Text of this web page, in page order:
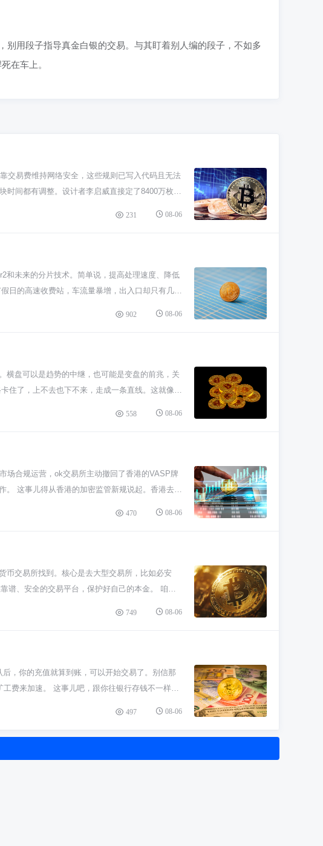
用段子指导真金白银的交易。与其盯着别人编的段子，不如多
在车上。
交易费维持网络安全，这些规则已写入代码且无法
时间都有调整。设计者李启威直接定了8400万枚，
在协议里了，就像比特币的2100万一样，属于铁
交易、维护网络来获取新区块奖励。这个奖励每
，在币圈是个大事儿。它直接关系到莱特币的价
甚至升值。当然啦，这只是理论上的优势，币价
哪些币是认真设计的，哪些可能就是瞎搞的。 等
咱们只需要知道这个机制存在就行，它让莱特币成
231 08-06
和未来的分片技术。简单说，提高处理速度、降低
日的高速收费站，车流量暴增，出入口却只有几
你会发现，一旦行情波动大或者有热门NFT发售，
一大堆交易打包成一个小包裹，最后在以太坊主
条小车道，每条车道都可以并行处理交易，那吞
长中的烦恼。短期靠 Layer2 救急，长期靠底层升
会更便宜。
902 08-06
横盘可以是趋势的中继，也可能是变盘的前兆，关
住了，上不去也下不来，走成一条直线。这就像拔
好多新手一看横盘就着急，觉得没行情，其实这
是之前涨得太猛或者跌得太凶，大家需要喘口气歇
上突破、往下突破，或者继续横着。要是横盘之后
的耐心都磨光。所以横盘的时候别光看着，得提前
时间好好研究，看看图表上的支撑位压力位在哪
558 08-06
场合规运营，ok交易所主动撤回了香港的VASP牌
。 这事儿得从香港的加密监管新规说起。香港去年
要求得很细，特别是只许专业投资者玩，不让普
了。这不是说他们不行，更像是“哎，你这球场
白了，这就是公司根据不同地方的规矩调整策
在收紧，合规是头等大事。与其硬挤进一个限制多
，以后想在全球玩，得一个个市场琢磨透，不能
470 08-06
币交易所找到。核心是去大型交易所，比如必安
谱、安全的交易平台，保护好自己的本金。 咱们
发行的代币。这类项目风险可不小，很多可能是
际技术或应用支撑。别光看名字唬人就掏钱，那
动性可能极差，或者根本就是野鸡项目，我劝你
你的币。一定认准交易所的官方网址。还有，投资
的闲钱。千万别借钱、贷款来玩这个，那就是赌
自己在干嘛。
749 08-06
，你的充值就算到账，可以开始交易了。别信那
费来加速。 这事儿吧，跟你往银行存钱不一样。
个等待打包确认的过程，就是你充值的核心时
上半个小时甚至更久也不稀奇。 那交易所页面显
12个或以上）才让你提现。但为了让你快速交
，别慌，那是交易所在进行后续安全确认，跟你
选最低档，卡在那边半天不到账，耽误行情才是
多了。
497 08-06